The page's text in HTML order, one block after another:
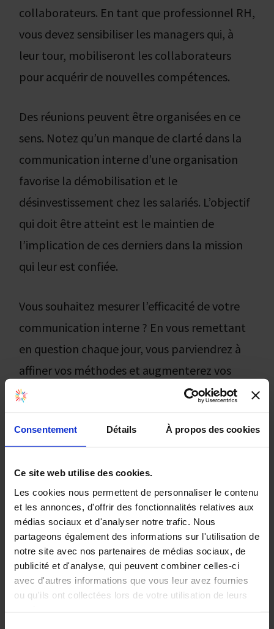
Consentement Détails À propos des cookies
Ce site web utilise des cookies.
Les cookies nous permettent de personnaliser le contenu
et les annonces, d'offrir des fonctionnalités relatives aux
médias sociaux et d'analyser notre trafic. Nous
partageons également des informations sur l'utilisation de
notre site avec nos partenaires de médias sociaux, de
publicité et d'analyse, qui peuvent combiner celles-ci
avec d'autres informations que vous leur avez fournies
ou qu'ils ont collectées lors de votre utilisation de leurs
collaborateurs. En tant que professionnel RH,
vous devez sensibiliser les managers qui, à
leur tour, mobiliseront les collaborateurs
pour acquérir de nouvelles compétences.
Des réunions peuvent être organisées en ce
sens. Notez qu’un manque de clarté dans la
communication interne d’une organisation
favorise la démobilisation et le
désinvestissement chez les salariés. L’objectif
qui doit être atteint est le maintien de
l’implication de ces derniers dans la mission
qui leur est confiée.
Vous souhaitez mesurer l’efficacité de votre
communication interne ? En vous remettant
en question chaque jour, vous parviendrez à
affiner vos méthodes et augmenterez vos
performances. Commencez par évaluer la
pertinence du message à transmettre aux
collaborateurs. Ensuite, demandez-vous si
vous avez souhaité transmettre aux salariés.
N’hésitez pas à enquêter auprès de ces
derniers, ainsi vous saurez combien de
collaborateurs ont reçu le message, si ce sont
bien ces salariés que vous souhaitiez toucher
par l’information que vous avez envoyée.